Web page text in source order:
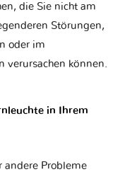
die Sie nicht am
Störungen,
oder im
verursachen können.
in Ihrem
andere Probleme